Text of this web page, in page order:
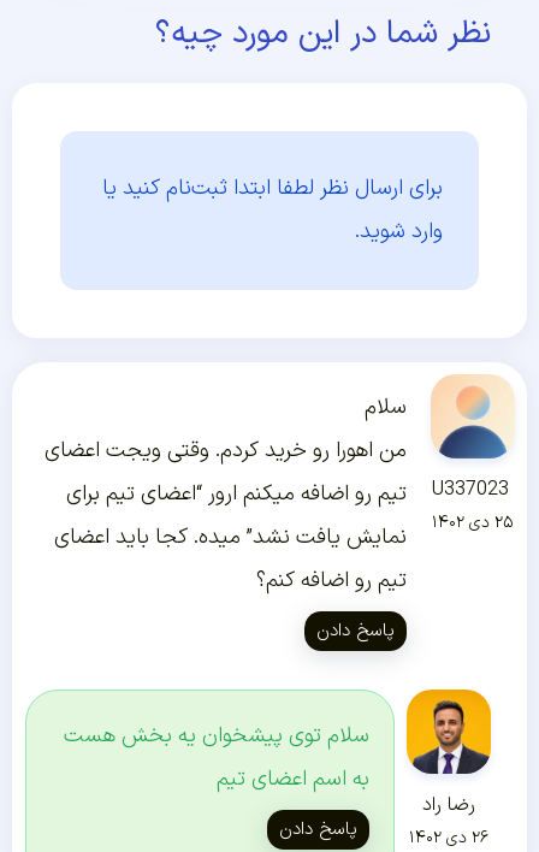
نظر شما در این مورد چیه؟
برای ارسال نظر لطفا ابتدا ثبت‌نام کنید یا
وارد شوید.
U337023
۲۵ دی ۱۴۰۲
سلام
من اهورا رو خرید کردم. وقتی ویجت اعضای
تیم رو اضافه میکنم ارور “اعضای تیم برای
نمایش یافت نشد” میده. کجا باید اعضای
تیم رو اضافه کنم؟
پاسخ دادن
رضا راد
۲۶ دی ۱۴۰۲
سلام توی پیشخوان یه بخش هست
به اسم اعضای تیم
پاسخ دادن